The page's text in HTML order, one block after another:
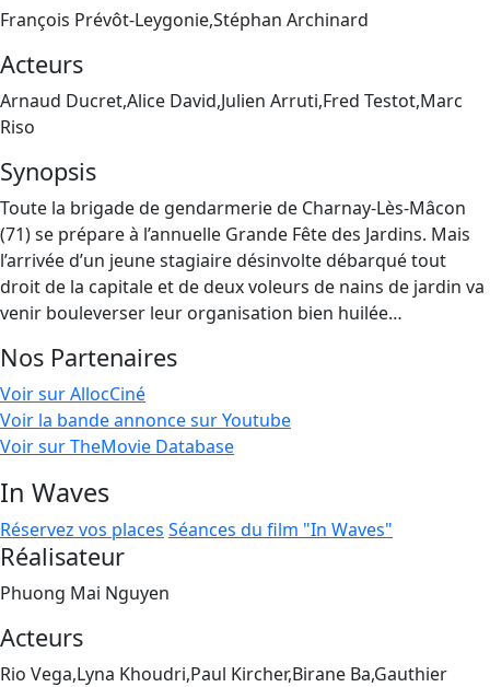
François Prévôt-Leygonie,Stéphan Archinard
Acteurs
Arnaud Ducret,Alice David,Julien Arruti,Fred Testot,Marc
Riso
Synopsis
Toute la brigade de gendarmerie de Charnay-Lès-Mâcon
(71) se prépare à l’annuelle Grande Fête des Jardins. Mais
l’arrivée d’un jeune stagiaire désinvolte débarqué tout
droit de la capitale et de deux voleurs de nains de jardin va
venir bouleverser leur organisation bien huilée…
Nos Partenaires
Voir sur AllocCiné
Voir la bande annonce sur Youtube
Voir sur TheMovie Database
In Waves
Réservez vos places Séances du film "In Waves"
Réalisateur
Phuong Mai Nguyen
Acteurs
Rio Vega,Lyna Khoudri,Paul Kircher,Birane Ba,Gauthier